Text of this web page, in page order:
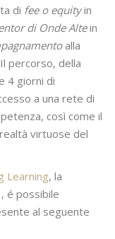
di fee o equityin
di Onde Altein
alla
percorso, della
4 giorni di
a una rete di
così come il
virtuose del
Learning, la
, é possibile
al seguente